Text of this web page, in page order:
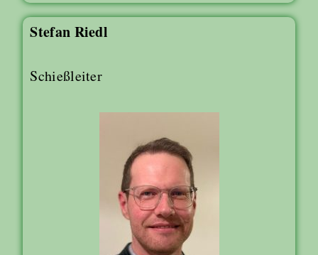
Stefan Riedl
Schießleiter